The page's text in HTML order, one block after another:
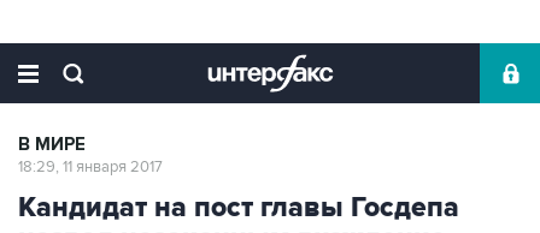
В МИРЕ
18:29, 11 января 2017
Кандидат на пост главы Госдепа